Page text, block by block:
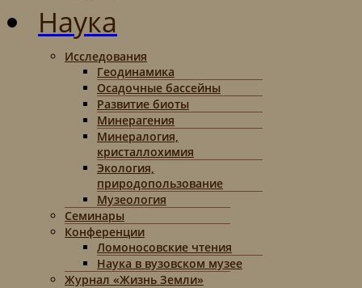
Наука
Исследования
Геодинамика
Осадочные бассейны
Развитие биоты
Минерагения
Минералогия,
кристаллохимия
Экология,
природопользование
Музеология
Семинары
Конференции
Ломоносовские чтения
Наука в вузовском музее
Журнал «Жизнь Земли»